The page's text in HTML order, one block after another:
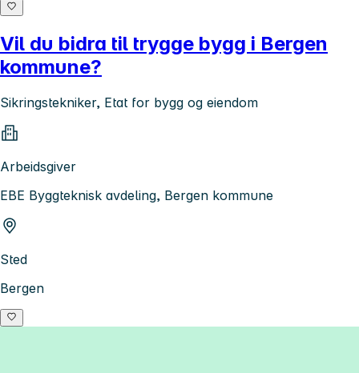
Vil du bidra til trygge bygg i Bergen
kommune?
Sikringstekniker, Etat for bygg og eiendom
Arbeidsgiver
EBE Byggteknisk avdeling, Bergen kommune
Sted
Bergen